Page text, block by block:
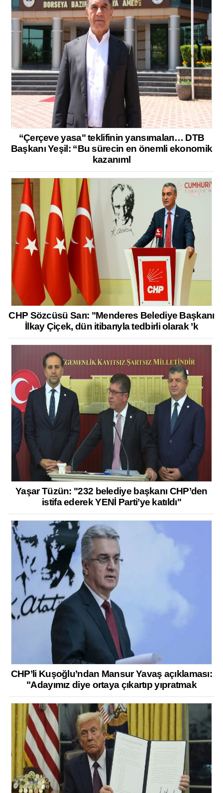
“Çerçeve yasa" teklifinin yansımaları… DTB
Başkanı Yeşil: “Bu sürecin en önemli ekonomik
kazanıml
CHP Sözcüsü Sarı: "Menderes Belediye Başkanı
İlkay Çiçek, dün itibarıyla tedbirli olarak ’k
Yaşar Tüzün: "232 belediye başkanı CHP’den
istifa ederek YENİ Parti’ye katıldı"
CHP’li Kuşoğlu’ndan Mansur Yavaş açıklaması:
"Adayımız diye ortaya çıkartıp yıpratmak